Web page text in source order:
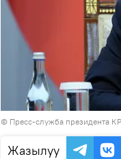
© Пресс-служба президента
Жазылуу